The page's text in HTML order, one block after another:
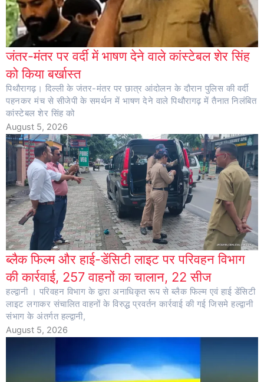
जंतर-मंतर पर वर्दी में भाषण देने वाले कांस्टेबल शेर सिंह
को किया बर्खास्त
पिथौरागढ़। दिल्ली के जंतर-मंतर पर छात्र आंदोलन के दौरान पुलिस की वर्दी
पहनकर मंच से सीजेपी के समर्थन में भाषण देने वाले पिथौरागढ़ में तैनात निलंबित
कांस्टेबल शेर सिंह को
August 5, 2026
ब्लैक फिल्म और हाई-डेंसिटी लाइट पर परिवहन विभाग
की कार्रवाई, 257 वाहनों का चालान, 22 सीज
हल्द्वानी । परिवहन विभाग के द्वारा अनाधिकृत रूप से ब्लैक फिल्म एवं हाई डेंसिटी
लाइट लगाकर संचालित वाहनों के विरुद्ध प्रवर्तन कार्रवाई की गई जिसमे हल्द्वानी
संभाग के अंतर्गत हल्द्वानी,
August 5, 2026